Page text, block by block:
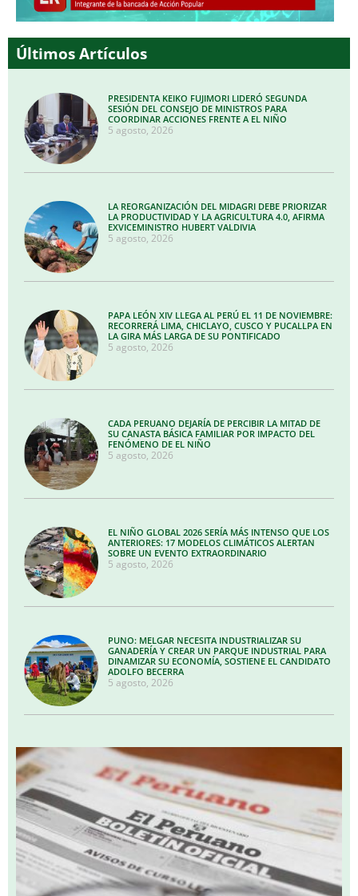
Últimos Artículos
PRESIDENTA KEIKO FUJIMORI LIDERÓ SEGUNDA
SESIÓN DEL CONSEJO DE MINISTROS PARA
COORDINAR ACCIONES FRENTE A EL NIÑO
5 agosto, 2026
LA REORGANIZACIÓN DEL MIDAGRI DEBE PRIORIZAR
LA PRODUCTIVIDAD Y LA AGRICULTURA 4.0, AFIRMA
EXVICEMINISTRO HUBERT VALDIVIA
5 agosto, 2026
PAPA LEÓN XIV LLEGA AL PERÚ EL 11 DE NOVIEMBRE:
RECORRERÁ LIMA, CHICLAYO, CUSCO Y PUCALLPA EN
LA GIRA MÁS LARGA DE SU PONTIFICADO
5 agosto, 2026
CADA PERUANO DEJARÍA DE PERCIBIR LA MITAD DE
SU CANASTA BÁSICA FAMILIAR POR IMPACTO DEL
FENÓMENO DE EL NIÑO
5 agosto, 2026
EL NIÑO GLOBAL 2026 SERÍA MÁS INTENSO QUE LOS
ANTERIORES: 17 MODELOS CLIMÁTICOS ALERTAN
SOBRE UN EVENTO EXTRAORDINARIO
5 agosto, 2026
PUNO: MELGAR NECESITA INDUSTRIALIZAR SU
GANADERÍA Y CREAR UN PARQUE INDUSTRIAL PARA
DINAMIZAR SU ECONOMÍA, SOSTIENE EL CANDIDATO
ADOLFO BECERRA
5 agosto, 2026